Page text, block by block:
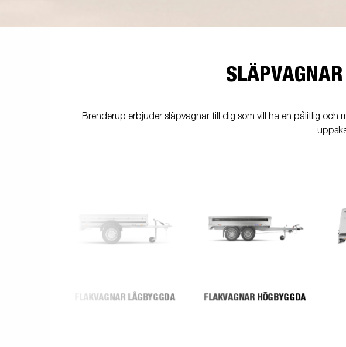
Brenderup erbjuder släpvagnar till dig som vill ha en pålitlig
FLAKVAGNAR LÅGBYGGDA FLAKVAGNAR HÖGBYGGDA